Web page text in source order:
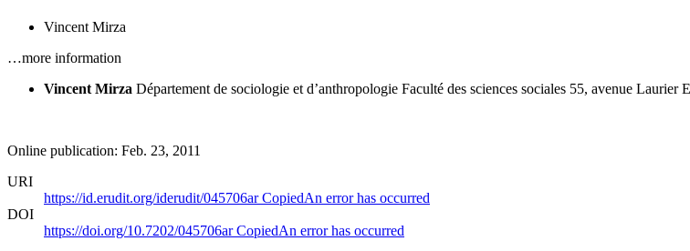
Vincent Mirza
…more information
Vincent Mirza Département de sociologie et d’anthropologie Faculté des sciences sociales 55, avenue Laurier
Online publication: Feb. 23, 2011
URI
https://id.erudit.org/iderudit/045706arCopiedAn error has occurred
DOI
https://doi.org/10.7202/045706arCopiedAn error has occurred